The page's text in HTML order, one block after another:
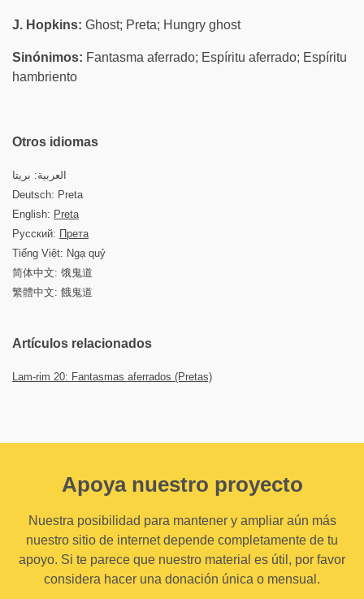
J. Hopkins: Ghost; Preta; Hungry ghost
Sinónimos: Fantasma aferrado; Espíritu aferrado; Espíritu
hambriento
Otros idiomas
العربية: بريتا
Deutsch: Preta
English: Preta
Русский: Прета
Tiếng Việt: Ngạ quỷ
简体中文: 饿鬼道
繁體中文: 餓鬼道
Artículos relacionados
Lam-rim 20: Fantasmas aferrados (Pretas)
Apoya nuestro proyecto
Nuestra posibilidad para mantener y ampliar aún más
nuestro sitio de internet depende completamente de tu
apoyo. Si te parece que nuestro material es útil, por favor
considera hacer una donación única o mensual.